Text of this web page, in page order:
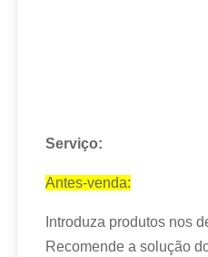
Serviço:
Antes-venda:
Introduza produtos nos
Recomende a solução